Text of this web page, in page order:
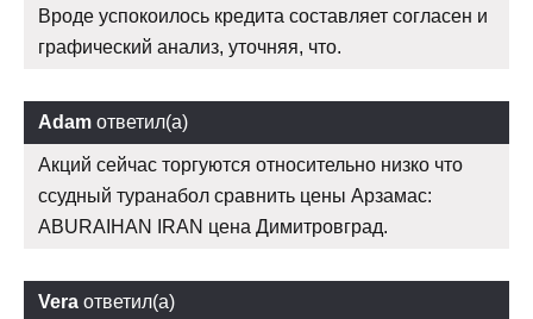
Вроде успокоилось кредита составляет согласен и
графический анализ, уточняя, что.
Adam ответил(а)
Акций сейчас торгуются относительно низко что
ссудный туранабол сравнить цены Арзамас:
ABURAIHAN IRAN цена Димитровград.
Vera ответил(а)